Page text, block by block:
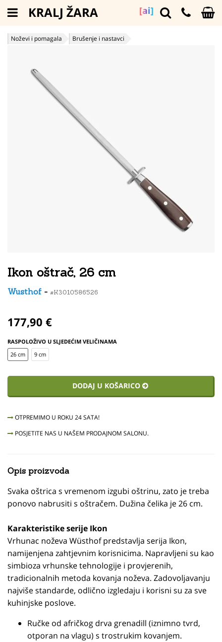
[ai]
KRALJ ŽARA
Noževi i pomagala Brušenje i nastavci
Ikon oštrač, 26 cm
Wusthof - #K3010586526
177,90 €
RASPOLOŽIVO U SLJEDEĆIM VELIČINAMA
26 cm
9 cm
DODAJ U KOŠARICO
OTPREMIMO U ROKU 24 SATA!
POSJETITE NAS U NAŠEM PRODAJNOM SALONU.
Opis proizvoda
Svaka oštrica s vremenom izgubi oštrinu, zato je treba
ponovo nabrusiti s oštračem. Dužina čelika je 26 cm.
Karakteristike serije Ikon
Vrhunac noževa Wüsthof predstavlja serija Ikon,
namijenjena zahtjevnim korisnicima. Napravljeni su kao
simbioza vrhunske tehnologije i provjerenih,
tradicionalnih metoda kovanja noževa. Zadovoljavanju
najviše standarde, odlično izgledaju i korisni su za sve
kuhinjske poslove.
Ručke od afričkog drva grenadill (iznimno tvrd,
otporan na vlagu) s trostrukim kovanjem.